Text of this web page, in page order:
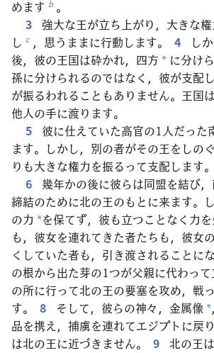
めます b 。
3
強大な王が立ち上がり，大きな
し c ，思うままに行動します。 4
し
後，彼の王国は砕かれ，四方 * に分け
孫に分けられるのではなく，彼が支配
が振るわれることもありません。王国
他人の手に渡ります。
5
彼に仕えていた高官の1人だった
ます。しかし，別の者がその王をしの
りも大きな権力を振るって支配します。
6
幾年かの後に彼らは同盟を結び
締結のために北の王のもとに来ます。
の力 *を保てず，彼も立つことなく力
も，彼女を連れてきた者たちも，彼女
くしていた者も，引き渡されることにな
の根から出た芽の1つが父親に代わっ
の所に行って北の王の要塞を攻め，戦
す。
8 そして，彼らの神々，金属像 *
品を携え，捕虜を連れてエジプトに戻
は北の王に近づきません。
9
北の王